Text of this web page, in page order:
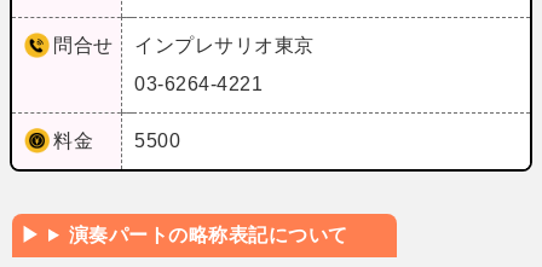
問合せ
インプレサリオ東京
03-6264-4221
料金 5500
演奏パートの略称表記について